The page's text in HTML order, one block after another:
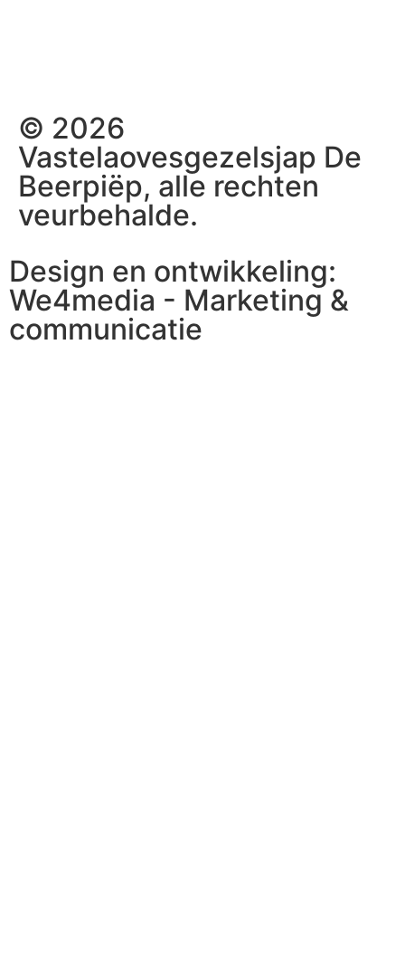
© 2026
Vastelaovesgezelsjap De
Beerpiëp, alle rechten
veurbehalde.
Design en ontwikkeling:
We4media - Marketing &
communicatie